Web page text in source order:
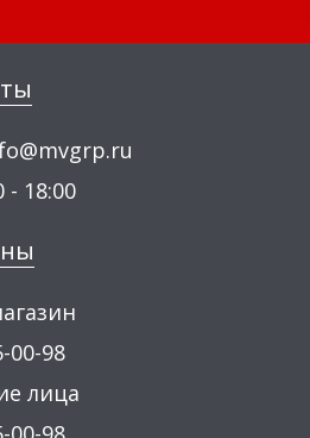
- 18:00
00-98
лица